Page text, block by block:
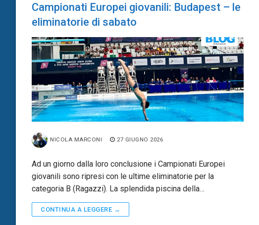
Campionati Europei giovanili: Budapest – le
eliminatorie di sabato
NICOLA MARCONI 27 GIUGNO 2026
Ad un giorno dalla loro conclusione i Campionati Europei
giovanili sono ripresi con le ultime eliminatorie per la
categoria B (Ragazzi). La splendida piscina della…
CONTINUA A LEGGERE →